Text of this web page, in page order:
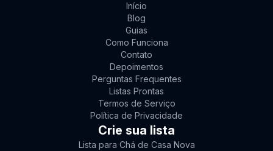
Início
Blog
Guias
Como Funciona
Contato
Depoimentos
Perguntas Frequentes
Listas Prontas
Termos de Serviço
Política de Privacidade
Crie sua lista
Lista para Chá de Casa Nova